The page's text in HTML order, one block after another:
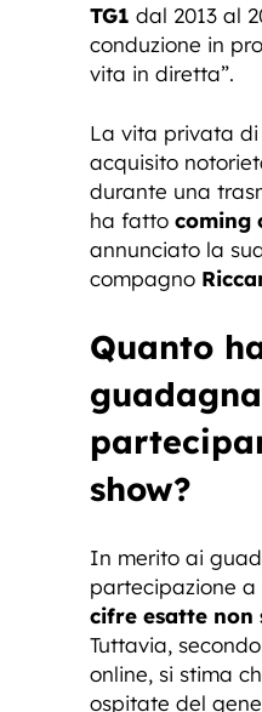
TG1 dal 2013 al
conduzione in
vita in diretta”.
La vita privata
acquisito
durante una
ha fatto coming
annunciato la
compagno
Quanto
show?
In merito ai
partecipazione a
cifre esatte non
Tuttavia,
online, si stima
ospitate del